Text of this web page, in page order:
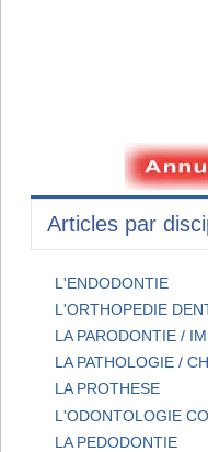
Articles par
L'ENDODONTIE
L'ORTHOPEDIE
LA PARODONTIE /
LA PATHOLOGIE /
LA PROTHESE
L'ODONTOLOGIE
LA PEDODONTIE